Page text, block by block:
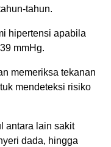
tahun.
hipertensi apabila
mmHg.
memeriksa tekanan
mendeteksi risiko
antara lain sakit
dada, hingga